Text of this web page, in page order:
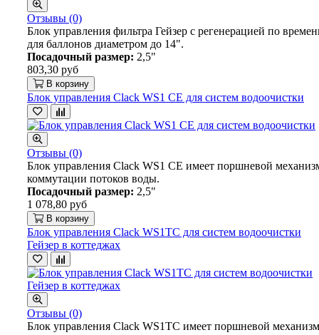
Отзывы (0)
Блок управления фильтра Гейзер с регенерацией по
для баллонов диаметром до 14".
Посадочный размер: 2,5"
803,30 руб
В корзину
Блок управления Clack WS1 CE для систем водоочистки
Отзывы (0)
Блок управления Clack WS1 CE имеет поршневой
коммутации потоков воды.
Посадочный размер: 2,5"
1 078,80 руб
В корзину
Блок управления Clack WS1TC для систем водоочистки
Гейзер в коттеджах
Отзывы (0)
Блок управления Clack WS1TC имеет поршневой механизм